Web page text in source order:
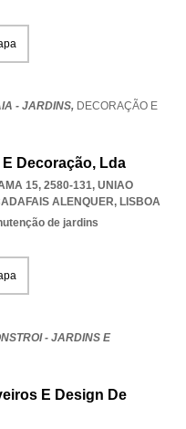
- JARDINS, DECORAÇÃO E
Decoração, Lda
15, 2580-131, UNIAO
ALENQUER, LISBOA
de jardins
- JARDINS E
E Design De